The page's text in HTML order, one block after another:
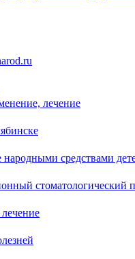
лечение
средствами
стоматологический